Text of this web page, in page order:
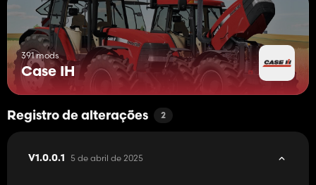
391 mods
Case IH
Registro de alterações 2
V1.0.0.1 5 de abril de 2025